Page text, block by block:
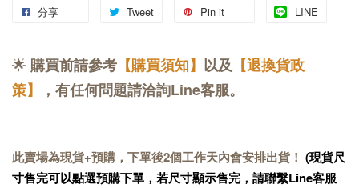
分享 Tweet Pin it LINE
🌟 購買前請參考 【購買須知】 以及 【退換貨政
策】
，有任何問題請洽詢Line客服。
此賣場為現貨+預購，下單後2個工作天內會安排出貨！ (現貨尺
寸售完可以點選預購下單，若尺寸顯示售完，請聯繫Line客服